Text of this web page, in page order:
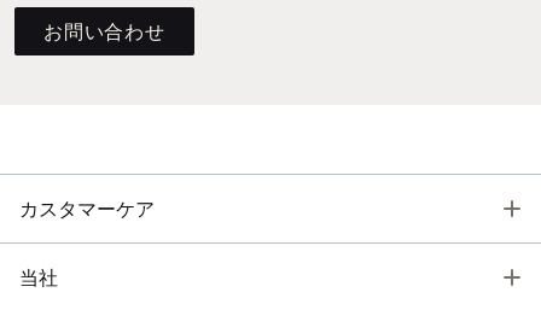
お問い合わせ
カスタマーケア
当社